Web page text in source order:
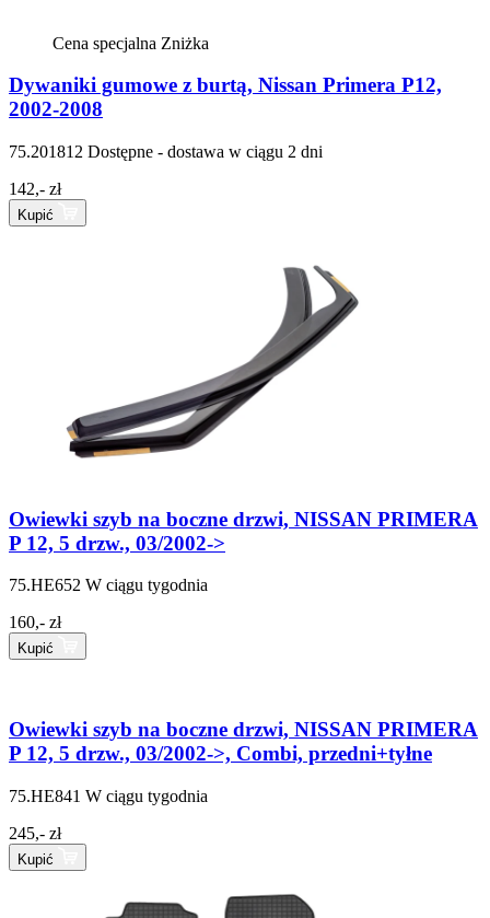
Cena specjalna Zniżka
Dywaniki gumowe z burtą, Nissan Primera P12,
2002-2008
75.201812 Dostępne - dostawa w ciągu 2 dni
142,- zł
Kupić
Owiewki szyb na boczne drzwi, NISSAN PRIMERA
P 12, 5 drzw., 03/2002->
75.HE652 W ciągu tygodnia
160,- zł
Kupić
Owiewki szyb na boczne drzwi, NISSAN PRIMERA
P 12, 5 drzw., 03/2002->, Combi, przedni+tyłne
75.HE841 W ciągu tygodnia
245,- zł
Kupić